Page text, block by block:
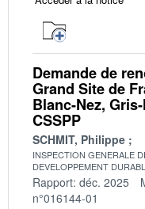
Demande de
Grand Site de
Blanc-Nez,
CSSPP
SCHMIT, Philippe
INSPECTION GENERALE
DEVELOPPEMENT
Rapport: déc. 2025
n°016144-01